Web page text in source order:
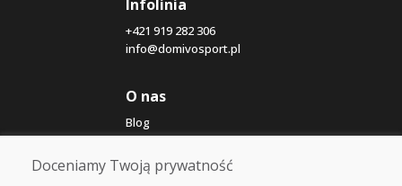
Infolinia
+421 919 282 306
info@domivosport.pl
O nas
Blog
O nas
Sklep
Kontakt
Doceniamy Twoją prywatność